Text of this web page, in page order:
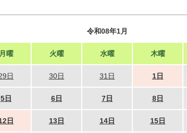
令和08年1月
月曜 火曜 水曜 木曜
日 30日 31日 1日
5日 6日 7日 8日
日 13日 14日 15日